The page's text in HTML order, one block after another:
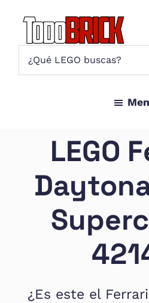
contenido
principal
página
Brick
Noticias
LEGO
¿Es este el